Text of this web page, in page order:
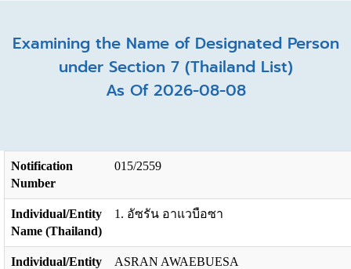
Examining the Name of Designated Person
under Section 7 (Thailand List)
As Of 2026-08-08
Notification
Number
015/2559
Individual/Entity
Name (Thailand)
1. อัซรัน อาแวบือซา
Individual/Entity
ASRAN AWAEBUESA